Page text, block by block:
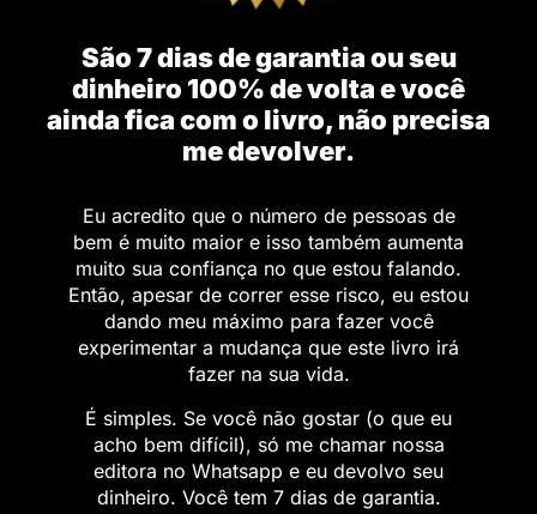
São 7 dias de garantia ou seu
dinheiro 100% de volta e você
ainda fica com o livro, não precisa
me devolver.
Eu acredito que o número de pessoas de
bem é muito maior e isso também aumenta
muito sua confiança no que estou falando.
Então, apesar de correr esse risco, eu estou
dando meu máximo para fazer você
experimentar a mudança que este livro irá
fazer na sua vida.
É simples. Se você não gostar (o que eu
acho bem difícil), só me chamar nossa
editora no Whatsapp e eu devolvo seu
dinheiro. Você tem 7 dias de garantia.